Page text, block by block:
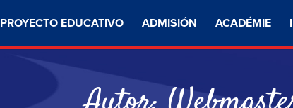
PROYECTO EDUCATIVO ADMISIÓN ACADÉMIE